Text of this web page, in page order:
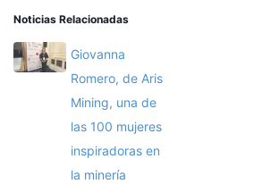
Noticias Relacionadas
Giovanna
Romero, de Aris
Mining, una de
las 100 mujeres
inspiradoras en
la minería